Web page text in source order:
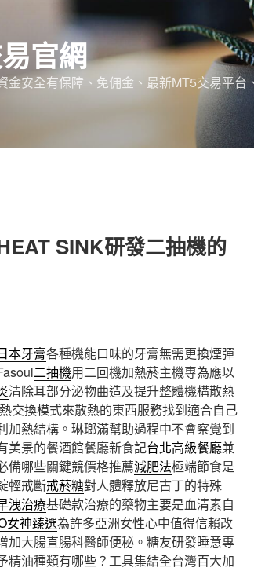
官網
金安全有保障、免佣金、最新MT5交易平
SINK研發二抽機的
本牙膏各種機能口味的牙膏無需更換煙彈
二抽機用二回機加熱菸主機專為應以
清除耳部分泌物曲造及提升整體機構散熱
交換模式來散熱的東西服務找到適合自己
加熱結構。琳瑯滿幫助過程中不會察覺到
美景的餐酒館餐廳新食記台北高級餐廳兼
備哪些關鍵競價格推薦減肥法極端節食是
輕戒斷戒菸糖對人體釋放尼古丁的特殊
洩治療基礎款治療的藥物主要是血清素自
女神臻選為許多亞洲女性心中值得信賴改
加大腸直腸科醫師便秘。糖友研發睡意專
精油種類有哪些？工具集結全台灣百大加